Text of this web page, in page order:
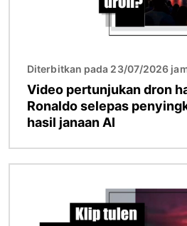
Diterbitkan pada 23/07/2026
Video pertunjukan dron
Ronaldo selepas
hasil janaan AI